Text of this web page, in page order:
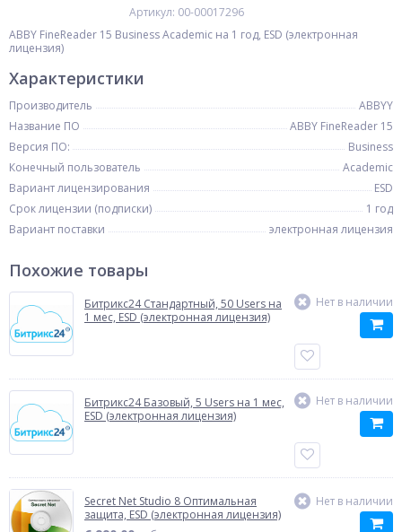
Артикул: 00-00017296
ABBY FineReader 15 Business Academic на 1 год, ESD (электронная
лицензия)
Характеристики
Производитель
ABBYY
Название ПО
ABBY FineReader 15
Версия ПО:
Business
Конечный пользователь
Academic
Вариант лицензирования
ESD
Срок лицензии (подписки)
1 год
Вариант поставки
электронная лицензия
Похожие товары
Битрикс24 Стандартный, 50 Users на
1 мес, ESD (электронная лицензия)
Нет в наличии
Битрикс24 Базовый, 5 Users на 1 мес,
ESD (электронная лицензия)
Нет в наличии
Secret Net Studio 8 Оптимальная
защита, ESD (электронная лицензия)
Нет в наличии